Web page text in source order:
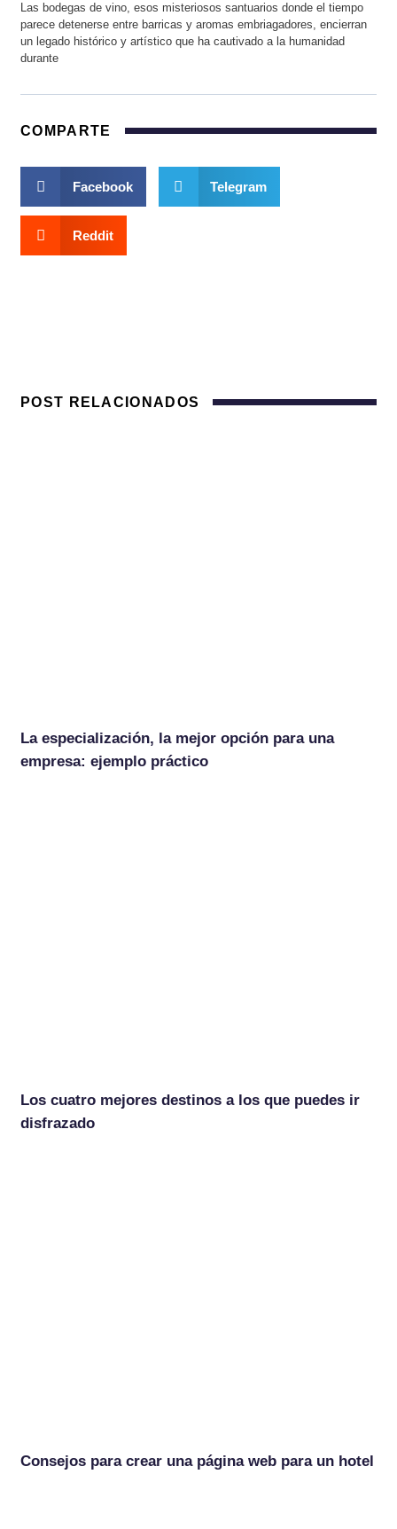
Las bodegas de vino, esos misteriosos santuarios donde el tiempo
parece detenerse entre barricas y aromas embriagadores, encierran
un legado histórico y artístico que ha cautivado a la humanidad
durante
COMPARTE
Facebook Telegram
Reddit
POST RELACIONADOS
La especialización, la mejor opción para una
empresa: ejemplo práctico
Los cuatro mejores destinos a los que puedes ir
disfrazado
Consejos para crear una página web para un hotel